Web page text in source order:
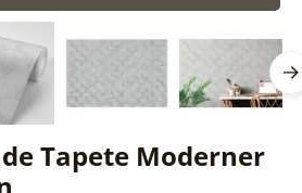
Tapete Moderner